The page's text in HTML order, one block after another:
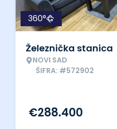
360°
Železnička stanica
NOVI SAD
ŠIFRA: #572902
€288.400